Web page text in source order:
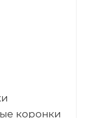
коронки